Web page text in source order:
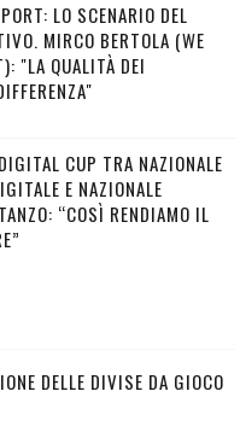
LO SCENARIO DEL
MIRCO BERTOLA (WE
"LA QUALITÀ DEI
CUP TRA NAZIONALE
E NAZIONALE
“COSÌ RENDIAMO IL
DELLE DIVISE DA GIOCO